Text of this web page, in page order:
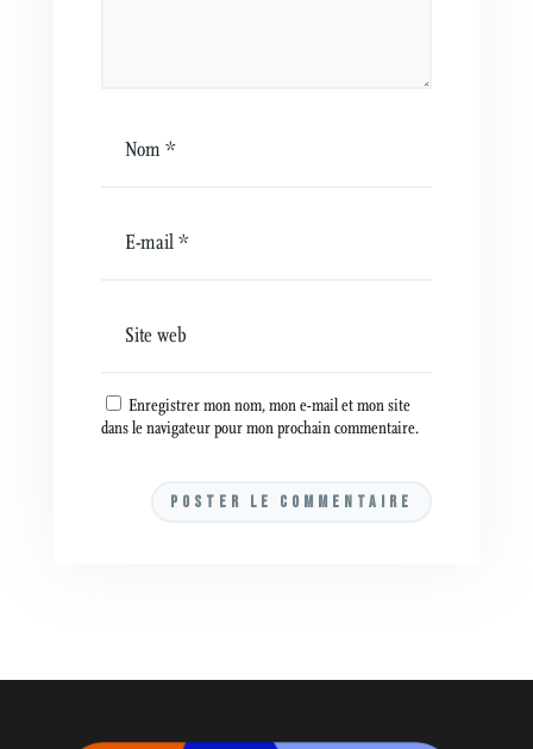
Enregistrer mon nom, mon e-mail et mon site
dans le navigateur pour mon prochain commentaire.